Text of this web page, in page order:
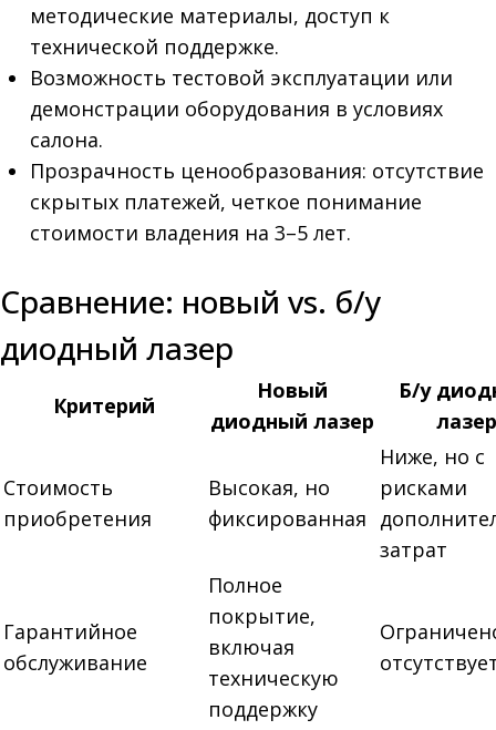
методические материалы, доступ к
технической поддержке.
Возможность тестовой эксплуатации или
демонстрации оборудования в условиях
салона.
Прозрачность ценообразования: отсутствие
скрытых платежей, четкое понимание
стоимости владения на 3–5 лет.
Сравнение: новый vs. б/у
диодный лазер
Критерий
Новый
диодный лазер
Б/у
лазер
Стоимость
приобретения
Высокая, но
фиксированная
Ниже, но с
рисками
затрат
Гарантийное
обслуживание
Полное
покрытие,
включая
техническую
поддержку